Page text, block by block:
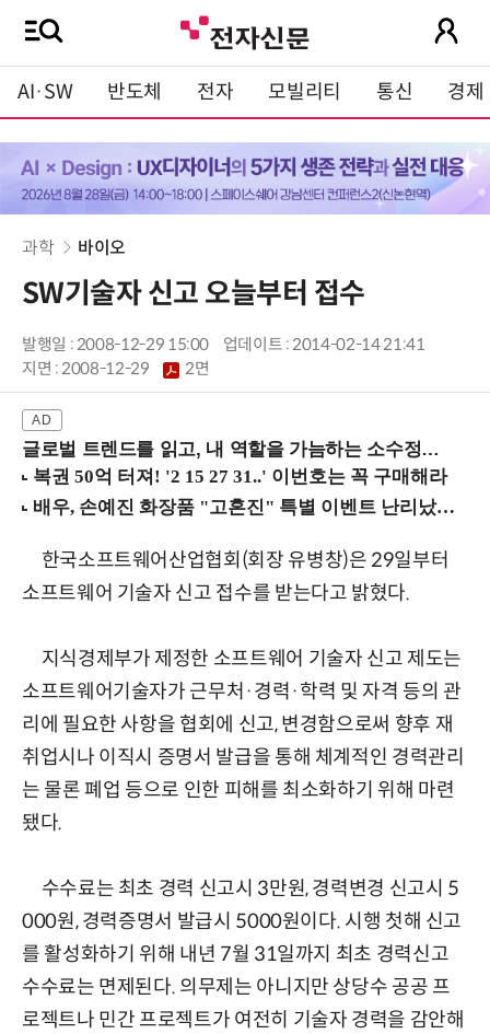
AI·SW 반도체 전자 모빌리티 통신 경제
과학 바이오
SW기술자 신고 오늘부터 접수
발행일 : 2008-12-29 15:00
업데이트 : 2014-02-14 21:41
지면 :2008-12-29 2면
글로벌 트렌드를 읽고, 내 역할을 가늠하는 소수정예 실습 워크숍 (8/28 신논현역)
한국소프트웨어산업협회(회장 유병창)은 29일부터
소프트웨어 기술자 신고 접수를 받는다고 밝혔다.
지식경제부가 제정한 소프트웨어 기술자 신고 제도는
소프트웨어기술자가 근무처·경력·학력 및 자격 등의 관
리에 필요한 사항을 협회에 신고, 변경함으로써 향후 재
취업시나 이직시 증명서 발급을 통해 체계적인 경력관리
는 물론 폐업 등으로 인한 피해를 최소화하기 위해 마련
됐다.
수수료는 최초 경력 신고시 3만원, 경력변경 신고시 5
000원, 경력증명서 발급시 5000원이다. 시행 첫해 신고
를 활성화하기 위해 내년 7월 31일까지 최초 경력신고
수수료는 면제된다. 의무제는 아니지만 상당수 공공 프
로젝트나 민간 프로젝트가 여전히 기술자 경력을 감안해